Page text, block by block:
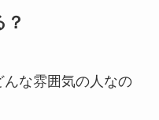
な雰囲気の人なの